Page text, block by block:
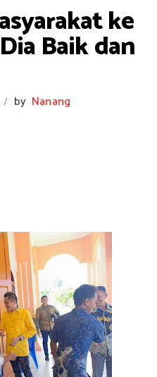
ke
Baik dan
/ by Nanang